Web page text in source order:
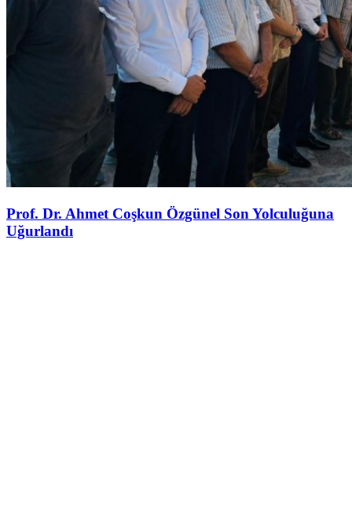
Prof. Dr. Ahmet Coşkun Özgünel Son Yolculuğuna
Uğurlandı